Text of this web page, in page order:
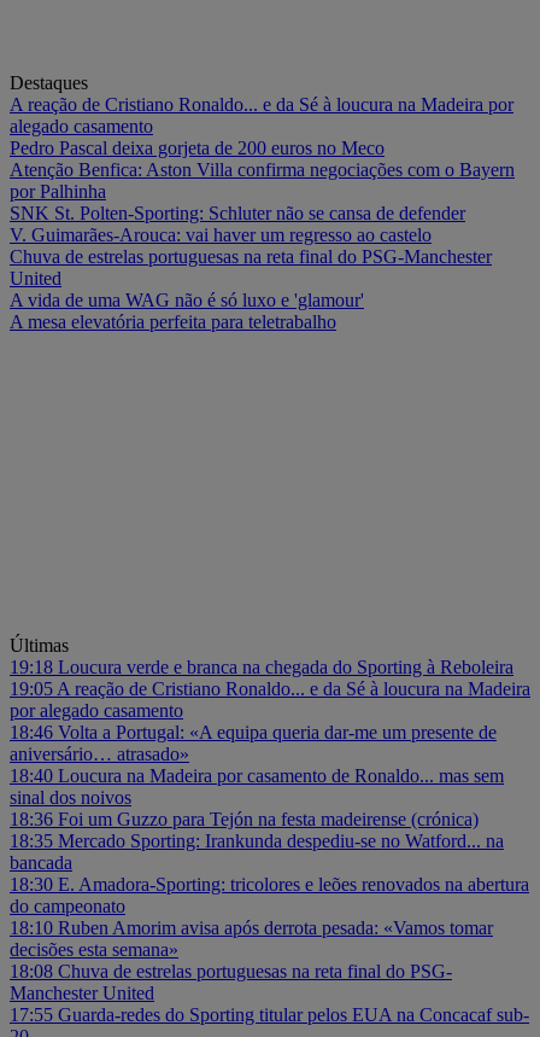
Destaques
A reação de Cristiano Ronaldo... e da Sé à loucura na Madeira por
alegado casamento
Pedro Pascal deixa gorjeta de 200 euros no Meco
Atenção Benfica: Aston Villa confirma negociações com o Bayern
por Palhinha
SNK St. Polten-Sporting: Schluter não se cansa de defender
V. Guimarães-Arouca: vai haver um regresso ao castelo
Chuva de estrelas portuguesas na reta final do PSG-Manchester
United
A vida de uma WAG não é só luxo e 'glamour'
A mesa elevatória perfeita para teletrabalho
Últimas
19:18 Loucura verde e branca na chegada do Sporting à Reboleira
19:05 A reação de Cristiano Ronaldo... e da Sé à loucura na Madeira
por alegado casamento
18:46 Volta a Portugal: «A equipa queria dar-me um presente de
aniversário… atrasado»
18:40 Loucura na Madeira por casamento de Ronaldo... mas sem
sinal dos noivos
18:36 Foi um Guzzo para Tejón na festa madeirense (crónica)
18:35 Mercado Sporting: Irankunda despediu-se no Watford... na
bancada
18:30 E. Amadora-Sporting: tricolores e leões renovados na abertura
do campeonato
18:10 Ruben Amorim avisa após derrota pesada: «Vamos tomar
decisões esta semana»
18:08 Chuva de estrelas portuguesas na reta final do PSG-
Manchester United
17:55 Guarda-redes do Sporting titular pelos EUA na Concacaf sub-